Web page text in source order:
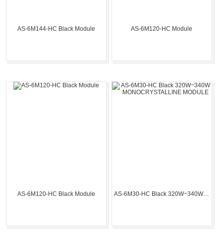
AS-6M144-HC Black Module AS-6M120-HC Module
AS-6M120-HC Black Module AS-6M30-HC Black 320W~340W MONOCRYSTALLINE MODULE